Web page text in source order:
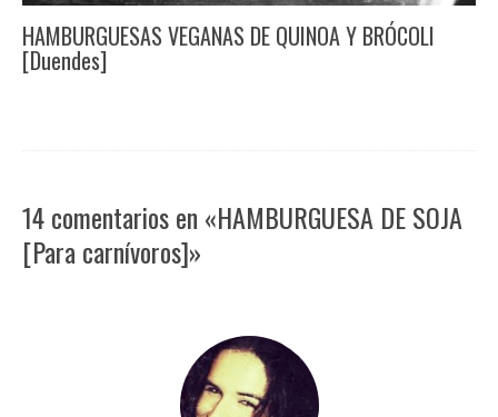
HAMBURGUESAS VEGANAS DE QUINOA Y BRÓCOLI
[Duendes]
14 comentarios en «HAMBURGUESA DE SOJA
[Para carnívoros]»